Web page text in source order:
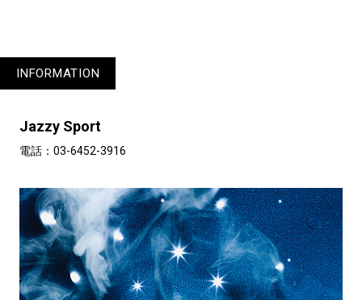
INFORMATION
Jazzy Sport
電話：03-6452-3916